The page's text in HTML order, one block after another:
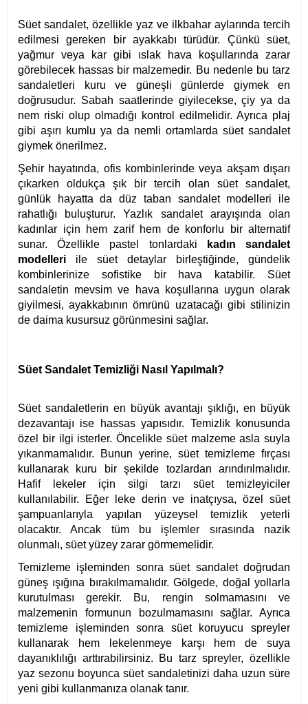
Süet sandalet, özellikle yaz ve ilkbahar aylarında tercih
edilmesi gereken bir ayakkabı türüdür. Çünkü süet,
yağmur veya kar gibi ıslak hava koşullarında zarar
görebilecek hassas bir malzemedir. Bu nedenle bu tarz
sandaletleri kuru ve güneşli günlerde giymek en
doğrusudur. Sabah saatlerinde giyilecekse, çiy ya da
nem riski olup olmadığı kontrol edilmelidir. Ayrıca plaj
gibi aşırı kumlu ya da nemli ortamlarda süet sandalet
giymek önerilmez.
Şehir hayatında, ofis kombinlerinde veya akşam dışarı
çıkarken oldukça şık bir tercih olan süet sandalet,
günlük hayatta da düz taban sandalet modelleri ile
rahatlığı buluşturur. Yazlık sandalet arayışında olan
kadınlar için hem zarif hem de konforlu bir alternatif
sunar. Özellikle pastel tonlardaki
kadın sandalet
modelleri ile süet detaylar birleştiğinde, gündelik
kombinlerinize sofistike bir hava katabilir. Süet
sandaletin mevsim ve hava koşullarına uygun olarak
giyilmesi, ayakkabının ömrünü uzatacağı gibi stilinizin
de daima kusursuz görünmesini sağlar.
Süet Sandalet Temizliği Nasıl Yapılmalı?
Süet sandaletlerin en büyük avantajı şıklığı, en büyük
dezavantajı ise hassas yapısıdır. Temizlik konusunda
özel bir ilgi isterler. Öncelikle süet malzeme asla suyla
yıkanmamalıdır. Bunun yerine, süet temizleme fırçası
kullanarak kuru bir şekilde tozlardan arındırılmalıdır.
Hafif lekeler için silgi tarzı süet temizleyiciler
kullanılabilir. Eğer leke derin ve inatçıysa, özel süet
şampuanlarıyla yapılan yüzeysel temizlik yeterli
olacaktır. Ancak tüm bu işlemler sırasında nazik
olunmalı, süet yüzey zarar görmemelidir.
Temizleme işleminden sonra süet sandalet doğrudan
güneş ışığına bırakılmamalıdır. Gölgede, doğal yollarla
kurutulması gerekir. Bu, rengin solmamasını ve
malzemenin formunun bozulmamasını sağlar. Ayrıca
temizleme işleminden sonra süet koruyucu spreyler
kullanarak hem lekelenmeye karşı hem de suya
dayanıklılığı arttırabilirsiniz. Bu tarz spreyler, özellikle
yaz sezonu boyunca süet sandaletinizi daha uzun süre
yeni gibi kullanmanıza olanak tanır.